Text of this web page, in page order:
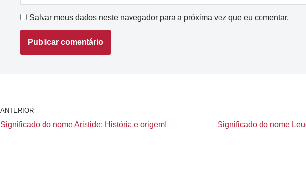
Salvar meus dados neste navegador para a próxima vez que eu comentar.
ANTERIOR
Significado do nome Aristide: História e origem! Significado do nome